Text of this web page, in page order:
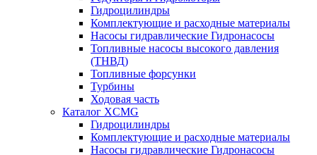
Гидроцилиндры
Комплектующие и расходные материалы
Насосы гидравлические Гидронасосы
Топливные насосы высокого давления
(ТНВД)
Топливные форсунки
Турбины
Ходовая часть
Каталог XCMG
Гидроцилиндры
Комплектующие и расходные материалы
Насосы гидравлические Гидронасосы